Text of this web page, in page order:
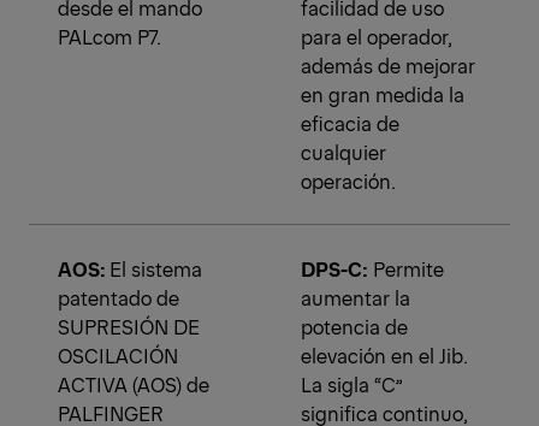
desde el mando
PALcom P7.
facilidad de uso
para el operador,
además de mejorar
en gran medida la
eficacia de
cualquier
operación.
AOS: El sistema
patentado de
SUPRESIÓN DE
OSCILACIÓN
ACTIVA (AOS) de
PALFINGER
DPS-C: Permite
aumentar la
potencia de
elevación en el Jib.
La sigla “C”
significa continuo,